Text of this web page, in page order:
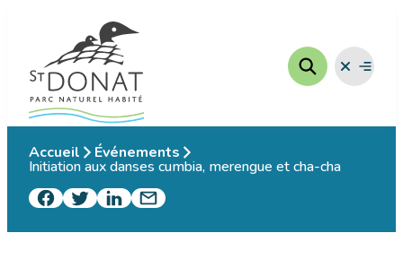
contenu
Fermer
le
Ouvrir
le
Accueil Événements
Initiation aux danses cumbia, merengue et cha-cha